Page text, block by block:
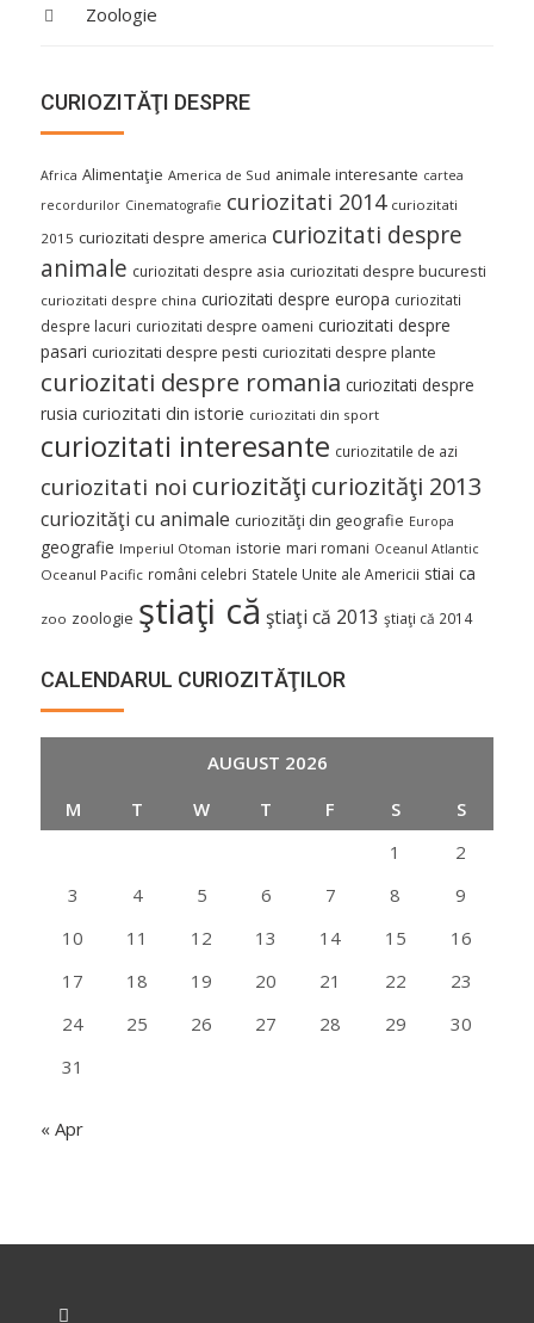
Zoologie
CURIOZITĂŢI DESPRE
Africa Alimentaţie America de Sud animale interesante cartea
recordurilor Cinematografie curiozitati 2014 curiozitati
2015 curiozitati despre america curiozitati despre
animale curiozitati despre asia curiozitati despre bucuresti
curiozitati despre china curiozitati despre europa curiozitati
despre lacuri curiozitati despre oameni curiozitati despre
pasari curiozitati despre pesti curiozitati despre plante
curiozitati despre romania curiozitati despre
rusia curiozitati din istorie curiozitati din sport
curiozitati interesante curiozitatile de azi
curiozitati noi curiozităţi curiozităţi 2013
curiozităţi cu animale curiozităţi din geografie Europa
geografie Imperiul Otoman istorie mari romani Oceanul Atlantic
Oceanul Pacific români celebri Statele Unite ale Americii stiai ca
zoo zoologie ştiaţi că ştiaţi că 2013 ştiaţi că 2014
CALENDARUL CURIOZITĂŢILOR
AUGUST 2026
M
T W T F S
S
1
2
3
4 5 6 7 8
9
10
11 12 13 14 15
16
17
18 19 20 21 22
23
24
25 26 27 28 29
30
31
« Apr